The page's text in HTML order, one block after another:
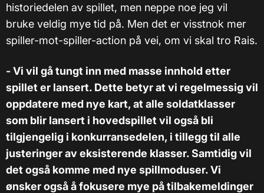
historiedelen av spillet, men neppe noe jeg vil
bruke veldig mye tid på. Men det er visstnok mer
spiller-mot-spiller-action på vei, om vi skal tro Rais.
- Vi vil gå tungt inn med masse innhold etter
spillet er lansert. Dette betyr at vi regelmessig vil
oppdatere med nye kart, at alle soldatklasser
som blir lansert i hovedspillet vil også bli
tilgjengelig i konkurransedelen, i tillegg til alle
justeringer av eksisterende klasser. Samtidig vil
det også komme med nye spillmoduser. Vi
ønsker også å fokusere mye på tilbakemeldinger